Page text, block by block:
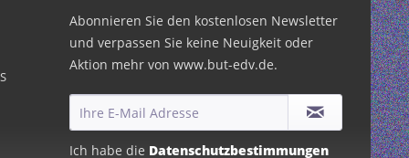
Abonnieren Sie den kostenlosen Newsletter
und verpassen Sie keine Neuigkeit oder
Aktion mehr von www.but-edv.de.
Ich habe die Datenschutzbestimmungen